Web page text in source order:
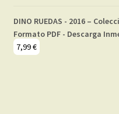
DINO RUEDAS - 2016 –
Formato PDF - Descarga
7,99€